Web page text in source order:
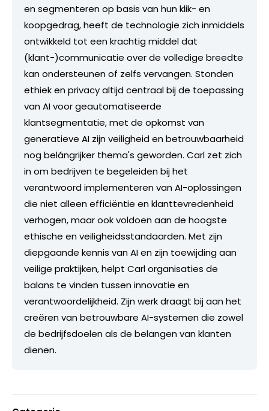
en segmenteren op basis van hun klik- en
koopgedrag, heeft de technologie zich inmiddels
ontwikkeld tot een krachtig middel dat
(klant-)communicatie over de volledige breedte
kan ondersteunen of zelfs vervangen. Stonden
ethiek en privacy altijd centraal bij de toepassing
van AI voor geautomatiseerde
klantsegmentatie, met de opkomst van
generatieve AI zijn veiligheid en betrouwbaarheid
nog belángrijker thema's geworden. Carl zet zich
in om bedrijven te begeleiden bij het
verantwoord implementeren van AI-oplossingen
die niet alleen efficiëntie en klanttevredenheid
verhogen, maar ook voldoen aan de hoogste
ethische en veiligheidsstandaarden. Met zijn
diepgaande kennis van AI en zijn toewijding aan
veilige praktijken, helpt Carl organisaties de
balans te vinden tussen innovatie en
verantwoordelijkheid. Zijn werk draagt bij aan het
creëren van betrouwbare AI-systemen die zowel
de bedrijfsdoelen als de belangen van klanten
dienen.